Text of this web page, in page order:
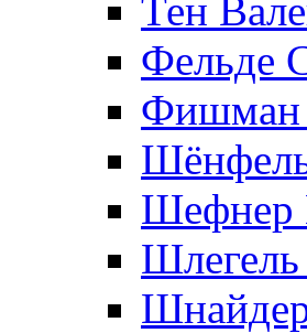
Тен
Фельде
Фишман
Шефнер
Шлегель